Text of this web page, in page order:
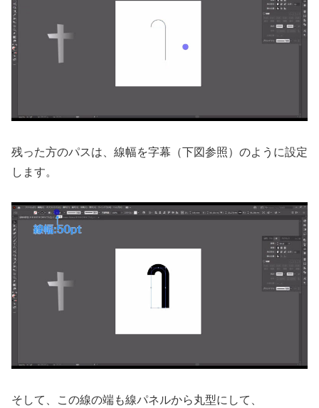
残った方のパスは、線幅を字幕（下図参照）のように設定
します。
そして、この線の端も線パネルから丸型にして、